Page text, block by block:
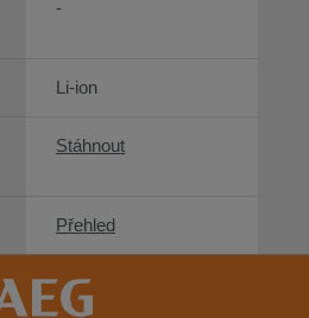
-
Li-ion
Stáhnout
Přehled